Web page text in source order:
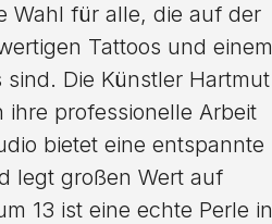
Wahl für alle, die auf der
Tattoos und einem
Die Künstler Hartmut
professionelle Arbeit
bietet eine entspannte
legt großen Wert auf
13 ist eine echte Perle in